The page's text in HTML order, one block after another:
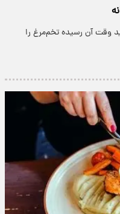
وقت آن رسیده تخم‌مرغ را